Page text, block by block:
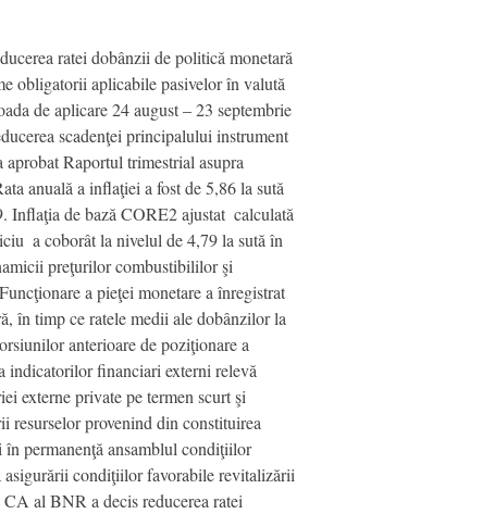
ratei dobânzii de politică monetară
obligatorii aplicabile pasivelor în valută
de aplicare 24 august – 23 septembrie
scadenţei principalului instrument
Raportul trimestrial asupra
anuală a inflaţiei a fost de 5,86 la sută
de bază CORE2 ajustat  calculată
 a coborât la nivelul de 4,79 la sută în
preţurilor combustibililor şi
a pieţei monetare a înregistrat
în timp ce ratele medii ale dobânzilor la
anterioare de poziţionare a
indicatorilor financiari externi relevă
externe private pe termen scurt şi
resurselor provenind din constituirea
permanenţă ansamblul condiţiilor
asigurării condiţiilor favorabile revitalizării
al BNR a decis reducerea ratei